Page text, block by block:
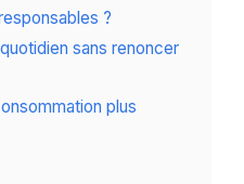
?
sans renoncer
plus